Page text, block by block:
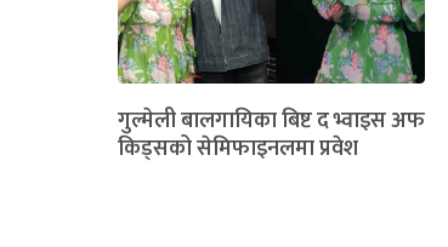
गुल्मेली बालगायिका बिष्ट द भ्वाइस अफ
किड्सको सेमिफाइनलमा प्रवेश